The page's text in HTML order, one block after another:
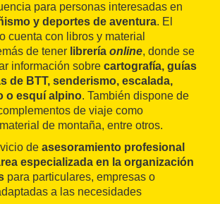
para personas interesadas en
y deportes de aventura. El
cuenta con libros y material
de tener librería online, donde se
información sobre cartografía, guías
de BTT, senderismo, escalada,
o esquí alpino. También dispone de
de viaje como
de montaña, entre otros.
de asesoramiento profesional
especializada en la organización
para particulares, empresas o
a las necesidades